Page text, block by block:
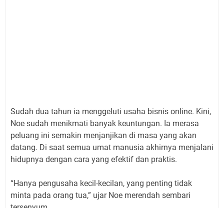
Sudah dua tahun ia menggeluti usaha bisnis online. Kini,
Noe sudah menikmati banyak keuntungan. Ia merasa
peluang ini semakin menjanjikan di masa yang akan
datang. Di saat semua umat manusia akhirnya menjalani
hidupnya dengan cara yang efektif dan praktis.
“Hanya pengusaha kecil-kecilan, yang penting tidak
minta pada orang tua,” ujar Noe merendah sembari